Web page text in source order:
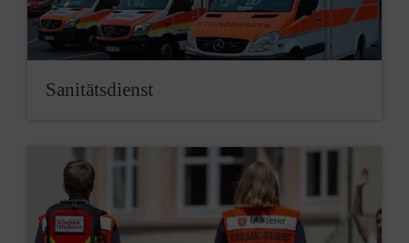
Sanitätsdienst